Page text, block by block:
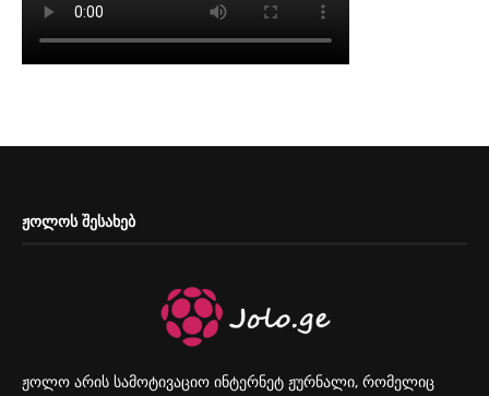
ᲟᲝᲚᲝᲡ ᲨᲔᲡᲐᲮᲔᲑ
ჟოლო არის სამოტივაციო ინტერნეტ ჟურნალი, რომელიც